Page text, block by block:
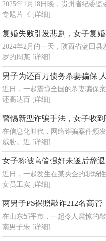
2025年1月18日晚，贵州省纪委
专题片《 [详细]
复婚失败引发悲剧，女子复
2024年2月的一天，陕西省蓝田
岁的周某 [详细]
男子为还百万债务杀妻骗保
近日，一起震惊全国的杀妻骗保
还高达百 [详细]
警惕新型诈骗手法，女子收
在信息化时代，网络诈骗案件频
威胁。近 [详细]
女子称被高管强奸未遂后辞
近日，一起发生在某央企的职场
女员工实 [详细]
两男子PS裸照敲诈212名高管
在山东邹平市，一起令人震惊的
南男子朱 [详细]